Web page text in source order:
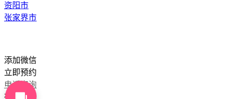
资阳市
张家界市
添加微信
立即预约
电话咨询
在线咨询